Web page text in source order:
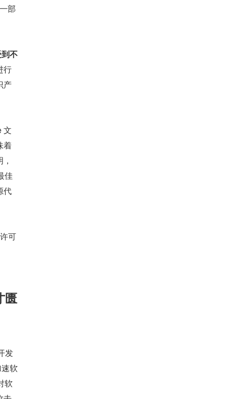
部
不
行
产
文
着
佳
代
可
匮
发
软
软